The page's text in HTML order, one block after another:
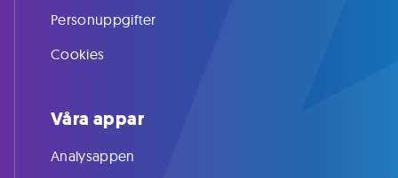
Personuppgifter
Cookies
Våra appar
Analysappen